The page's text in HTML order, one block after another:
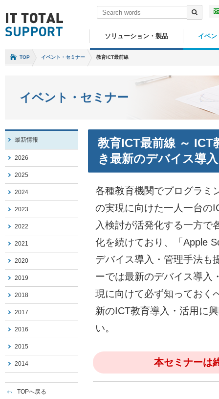
ソリューション・製品 イベン
TOP イベント・セミナー 教育ICT最前線
イベント・セミナー
教育ICT最前線 ～ ICT
き最新のデバイス導
各種教育機関でプログラミ
の実現に向けた一人一台の
入検討が活発化する一方で
化を続けており、「Apple
デバイス導入・管理手法も
ーでは最新のデバイス導入
現に向けて必ず知っておく
新のICT教育導入・活用に
い。
本セミナーは
最新情報
2026
2025
2024
2023
2022
2021
2020
2019
2018
2017
2016
2015
2014
TOPへ戻る